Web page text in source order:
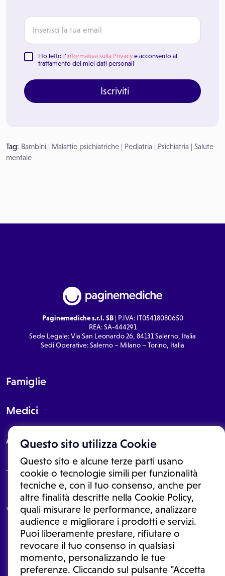
Questo sito utilizza Cookie
Questo sito e alcune terze parti usano
cookie o tecnologie simili per funzionalità
tecniche e, con il tuo consenso, anche per
altre finalità descritte nella Cookie Policy,
quali misurare le performance, analizzare
audience e migliorare i prodotti e servizi.
Puoi liberamente prestare, rifiutare o
revocare il tuo consenso in qualsiasi
momento, personalizzando le tue
preferenze. Cliccando sul pulsante "Accetta
Ho letto l'Informativa sulla Privacy e acconsento al
trattamento dei miei dati personali
Iscriviti
Tag: Bambini | Malattie psichiatriche | Pediatria | Psichiatria | Salute
mentale
Paginemediche s.r.l. SB| P.IVA: IT05418080650
REA: SA-444291
Sede Legale: Via San Leonardo 26, 84131 Salerno, Italia
Sedi Operative: Salerno – Milano – Torino, Italia
Famiglie
Medici
About
Le informazioni proposte in questo sito non sono un consulto medico.
In nessun caso, queste informazioni sostituiscono un consulto, una
visita o una diagnosi formulata dal medico. Non si devono considerare
le informazioni disponibili come suggerimenti per la formulazione di
una diagnosi, la determinazione di un trattamento o l'assunzione o
sospensione di un farmaco senza prima consultare un medico di
medicina generale o uno specialista.
Condizioni di utilizzo|Privacy Policy |Gestione cookie
Ⓒ 2026 | Tutti i diritti riservati.